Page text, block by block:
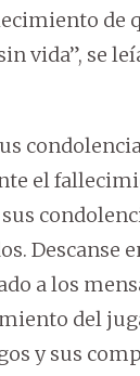
de
vida”, se
el
Descanse
a los
del
y sus